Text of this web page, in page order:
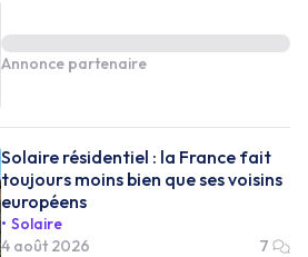
Annonce partenaire
Solaire résidentiel : la France fait
toujours moins bien que ses voisins
européens
Solaire
4 août 2026
7